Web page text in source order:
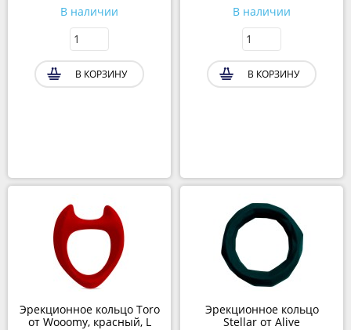
В наличии
В КОРЗИНУ
В наличии
В КОРЗИНУ
Эрекционное кольцо Toro
от Wooomy, красный, L
Эрекционное кольцо
Stellar от Alive